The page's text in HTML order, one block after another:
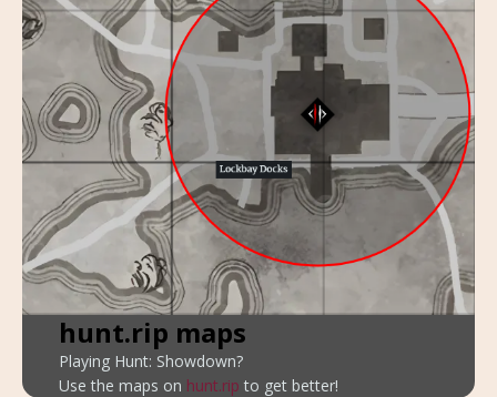
hunt.rip maps
Playing Hunt: Showdown?
Use the maps on hunt.rip to get better!